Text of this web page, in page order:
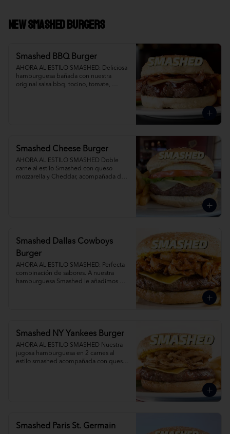
NEW Smashed Burgers
Smashed BBQ Burger
AHORA AL ESTILO SMASHED. Deliciosa
hamburguesa bañada con nuestra
original salsa bbq, tocino, tomate,
Smashed Cheese Burger
AHORA AL ESTILO SMASHED Doble
carne al estilo Smashed con queso
mozzarella y Cheddar, acompañada de
Smashed Dallas Cowboys
Burger
AHORA AL ESTILO SMASHED. Perfecta
combinación de sabores. A nuestra
hamburguesa Smashed le añadimos
Smashed NY Yankees Burger
AHORA AL ESTILO SMASHED Nuestra
jugosa hamburguesa en 2 carnes al
estilo smashed acompañada con queso
Smashed Paris St. Germain